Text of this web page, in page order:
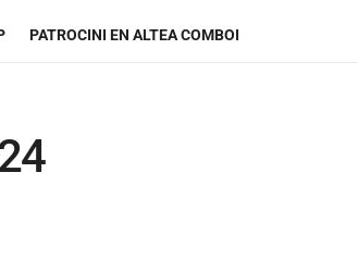
PATROCINI EN ALTEA COMBOI